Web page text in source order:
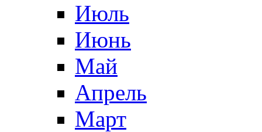
Июль
Июнь
Май
Апрель
Март